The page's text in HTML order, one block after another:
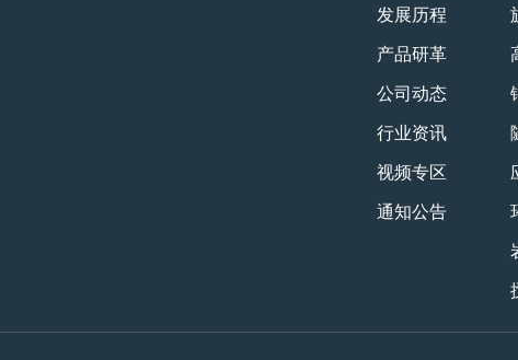
发展历程
产品研革
公司动态
行业资讯
视频专区
通知公告